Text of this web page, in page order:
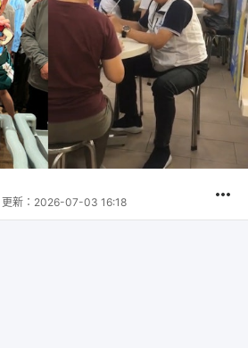
更新： 2026-07-03 16:18